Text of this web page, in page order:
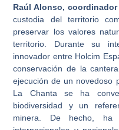
Raúl Alonso, coordinador
custodia del territorio
preservar los valores
territorio. Durante su
innovador entre Holcim
conservación de la
ejecución de un novedoso
La Chanta se ha
biodiversidad y un
minera. De hecho, ha